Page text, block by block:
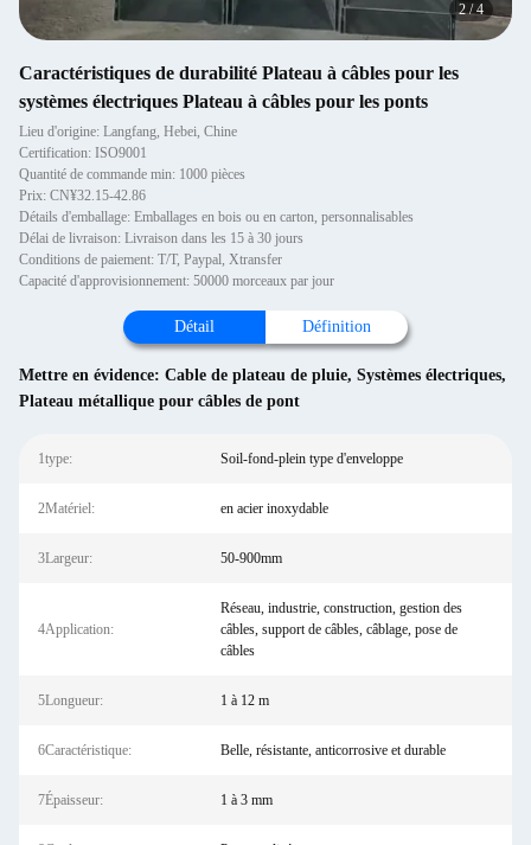
2/4
Caractéristiques de durabilité Plateau à câbles pour les
systèmes électriques Plateau à câbles pour les ponts
Lieu d'origine: Langfang, Hebei, Chine
Certification: ISO9001
Quantité de commande min: 1000 pièces
Prix: CN¥32.15-42.86
Détails d'emballage: Emballages en bois ou en carton, personnalisables
Délai de livraison: Livraison dans les 15 à 30 jours
Conditions de paiement: T/T, Paypal, Xtransfer
Capacité d'approvisionnement: 50000 morceaux par jour
Détail Définition
Mettre en évidence: Cable de plateau de pluie, Systèmes électriques,
Plateau métallique pour câbles de pont
1type: Soil-fond-plein type d'enveloppe
2Matériel: en acier inoxydable
3Largeur: 50-900mm
4Application:
Réseau, industrie, construction, gestion des
câbles, support de câbles, câblage, pose de
câbles
5Longueur: 1 à 12 m
6Caractéristique: Belle, résistante, anticorrosive et durable
7Épaisseur: 1 à 3 mm